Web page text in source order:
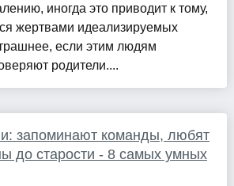
иногда это приводит к тому,
жертвами идеализируемых
если этим людям
родители....
запоминают команды, любят
до старости - 8 самых умных